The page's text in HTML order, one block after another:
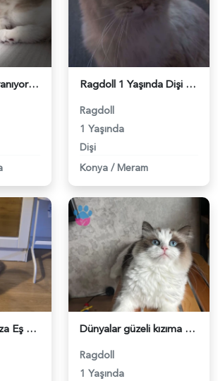
Erkek Ragdoll Aranıyor - 118984090 Ragdoll 1 Yaşında Dişi Kızgınlıkta - 118983870
Ragdoll
1 Yaşında
Dişi
Konya / Meram
Ragdoll Oğlumuza Eş Arıyoruz - 118983619 Dünyalar güzeli kızıma eş arıyoruz - 118983380
Ragdoll
1 Yaşında